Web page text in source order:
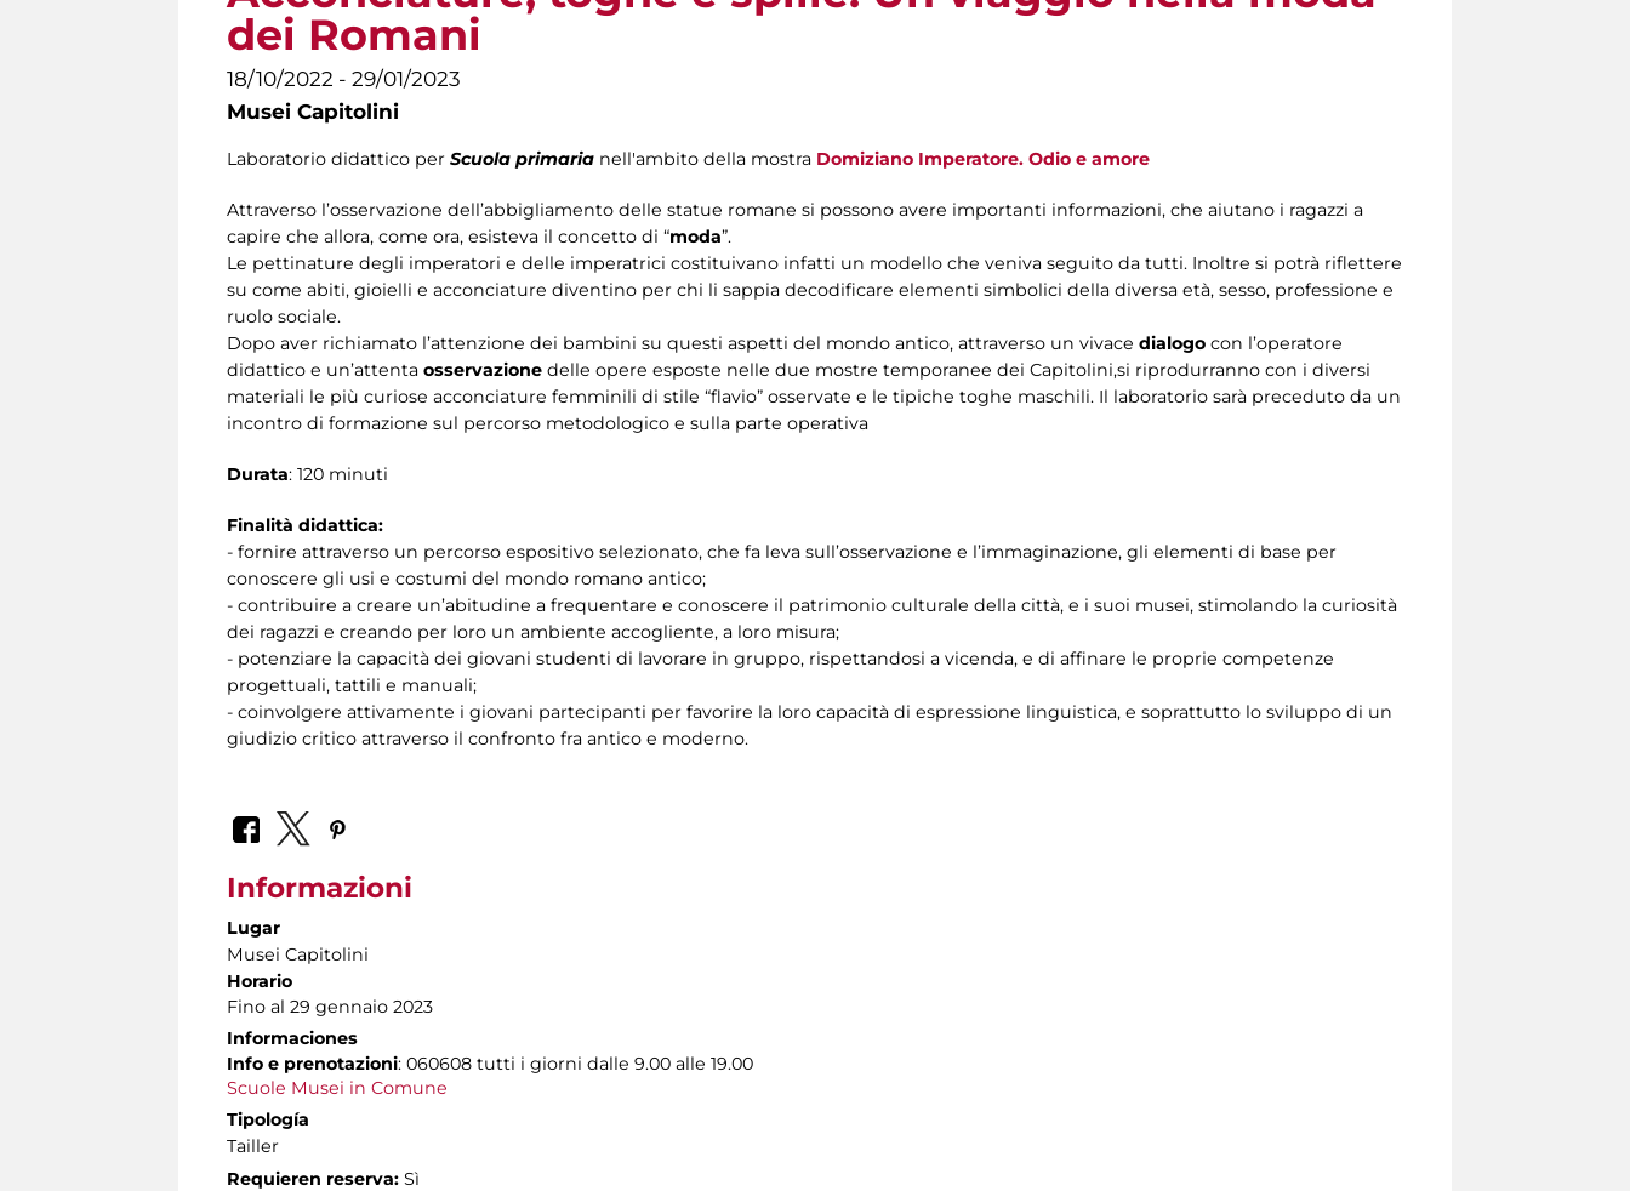
dei Romani
18/10/2022 - 29/01/2023
Musei Capitolini
Laboratorio didattico per Scuola primaria nell'ambito della mostra Domiziano Imperatore. Odio e amore
Attraverso l’osservazione dell’abbigliamento delle statue romane si possono avere importanti informazioni, che aiutano i ragazzi a
capire che allora, come ora, esisteva il concetto di “moda”.
Le pettinature degli imperatori e delle imperatrici costituivano infatti un modello che veniva seguito da tutti. Inoltre si potrà riflettere
su come abiti, gioielli e acconciature diventino per chi li sappia decodificare elementi simbolici della diversa età, sesso, professione e
ruolo sociale.
Dopo aver richiamato l’attenzione dei bambini su questi aspetti del mondo antico, attraverso un vivace dialogo con l’operatore
didattico e un’attenta osservazione delle opere esposte nelle due mostre temporanee dei Capitolini,si riprodurranno con i diversi
materiali le più curiose acconciature femminili di stile “flavio” osservate e le tipiche toghe maschili. Il laboratorio sarà preceduto da un
incontro di formazione sul percorso metodologico e sulla parte operativa
Durata: 120 minuti
Finalità didattica:
- fornire attraverso un percorso espositivo selezionato, che fa leva sull’osservazione e l’immaginazione, gli elementi di base per
conoscere gli usi e costumi del mondo romano antico;
- contribuire a creare un’abitudine a frequentare e conoscere il patrimonio culturale della città, e i suoi musei, stimolando la curiosità
dei ragazzi e creando per loro un ambiente accogliente, a loro misura;
- potenziare la capacità dei giovani studenti di lavorare in gruppo, rispettandosi a vicenda, e di affinare le proprie competenze
progettuali, tattili e manuali;
- coinvolgere attivamente i giovani partecipanti per favorire la loro capacità di espressione linguistica, e soprattutto lo sviluppo di un
giudizio critico attraverso il confronto fra antico e moderno.
Informazioni
Lugar
Musei Capitolini
Horario
Fino al 29 gennaio 2023
Informaciones
Info e prenotazioni: 060608 tutti i giorni dalle 9.00 alle 19.00
Scuole Musei in Comune
Tipología
Tailler
Requieren reserva: Sì